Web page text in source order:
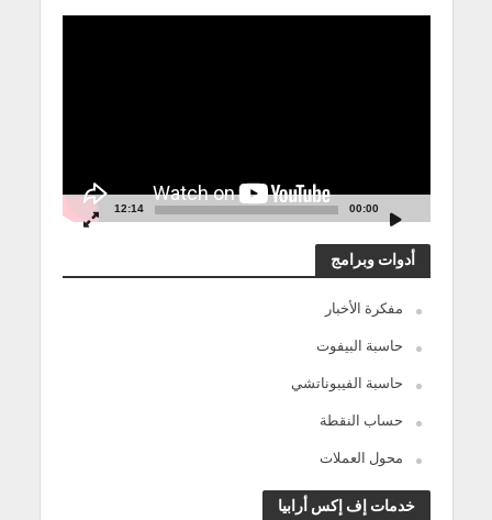
00:00
12:14
أدوات وبرامج
مفكرة الأخبار
حاسبة البيفوت
حاسبة الفيبوناتشي
حساب النقطة
محول العملات
خدمات إف إكس أرابيا